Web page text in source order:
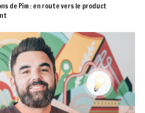
de Pim : en route vers le product